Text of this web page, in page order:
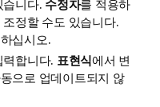
습니다. 수정자를 적용하
정할 수도 있습니다.
십시오.
합니다. 표현식에서 변
으로 업데이트되지 않